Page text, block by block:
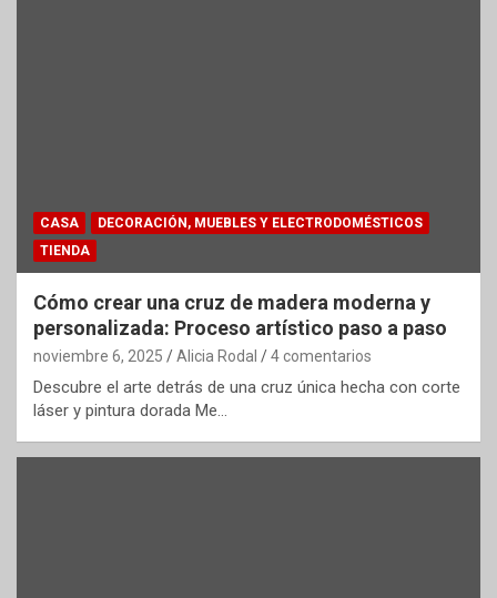
CASA
DECORACIÓN, MUEBLES Y ELECTRODOMÉSTICOS
TIENDA
Cómo crear una cruz de madera moderna y
personalizada: Proceso artístico paso a paso
noviembre 6, 2025 Alicia Rodal 4 comentarios
Descubre el arte detrás de una cruz única hecha con corte
láser y pintura dorada Me…